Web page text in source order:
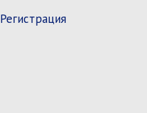
Регистрация